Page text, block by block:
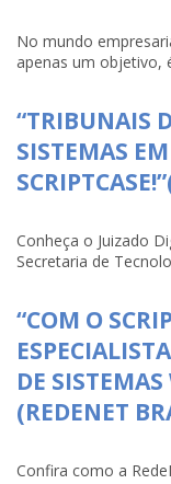
No mundo
apenas um objetivo,
“TRIBUNAIS
SISTEMAS
Conheça o Juizado
Secretaria de
“COM O
DE
(REDENET
Confira como a